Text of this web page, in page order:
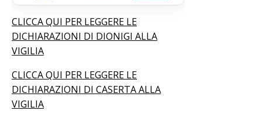
CLICCA QUI PER LEGGERE LE
DICHIARAZIONI DI DIONIGI ALLA
VIGILIA
CLICCA QUI PER LEGGERE LE
DICHIARAZIONI DI CASERTA ALLA
VIGILIA